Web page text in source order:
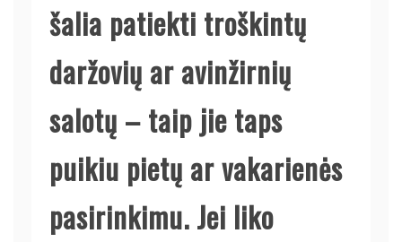
šalia patiekti troškintų
daržovių ar avinžirnių
salotų – taip jie taps
puikiu pietų ar vakarienės
pasirinkimu. Jei liko